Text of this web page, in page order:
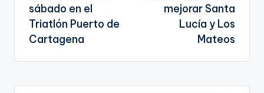
sábado en el
Triatlón Puerto de
Cartagena
mejorar Santa
Lucía y Los
Mateos